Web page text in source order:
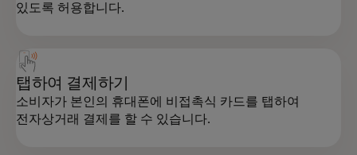
있도록 허용합니다.
탭하여 결제하기
소비자가 본인의 휴대폰에 비접촉식 카드를 탭하여
전자상거래 결제를 할 수 있습니다.